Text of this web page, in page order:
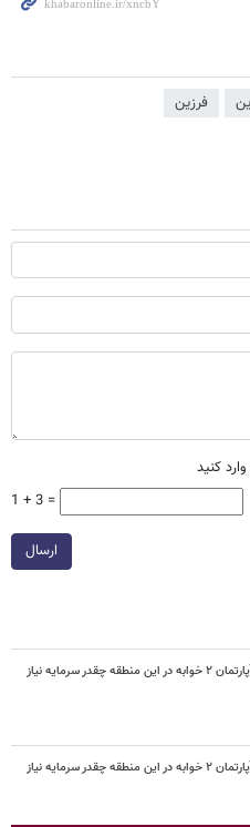
فرزین
کنید
1 + 3 =
ارسال
لیست قیمت خرید مسکن در نازی‌آباد/ خرید آپارتمان ۲ خوابه در این منطقه چقدر سرمایه نیاز
لیست قیمت خرید مسکن در نازی‌آباد/ خرید آپارتمان ۲ خوابه در این منطقه چقدر سرمایه نیاز